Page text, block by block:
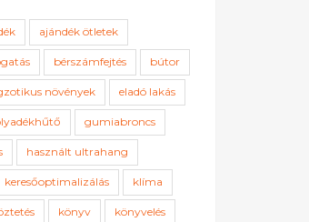
ajándék ötletek
bérszámfejtés bútor
növények eladó lakás
gumiabroncs
használt ultrahang
keresőoptimalizálás klíma
könyv könyvelés